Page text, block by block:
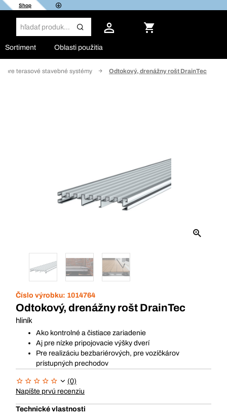
Shop
Sortiment Oblasti použitia
pre terasové stavebné systémy Odtokový, drenážny rošt DrainTec
Číslo výrobku: 1014764
Odtokový, drenážny rošt DrainTec
hliník
Ako kontrolné a čistiace zariadenie
Aj pre nízke pripojovacie výšky dverí
Pre realizáciu bezbariérových, pre vozíčkárov
prístupných prechodov
(0)
Napíšte prvú recenziu
Technické vlastnosti